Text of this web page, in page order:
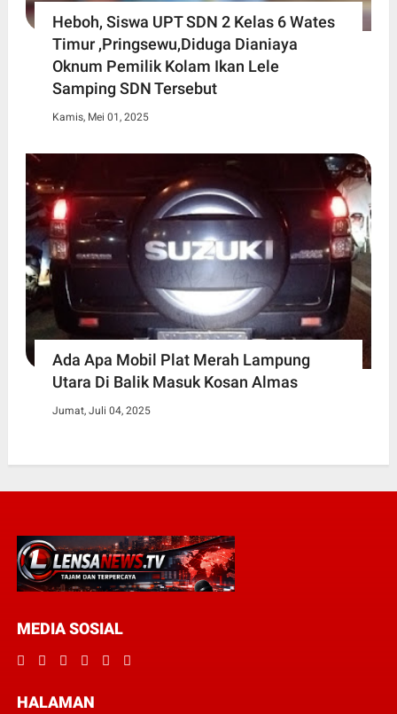
Heboh, Siswa UPT SDN 2 Kelas 6 Wates
Timur ,Pringsewu,Diduga Dianiaya
Oknum Pemilik Kolam Ikan Lele
Samping SDN Tersebut
Kamis, Mei 01, 2025
Ada Apa Mobil Plat Merah Lampung
Utara Di Balik Masuk Kosan Almas
Jumat, Juli 04, 2025
MEDIA SOSIAL
HALAMAN